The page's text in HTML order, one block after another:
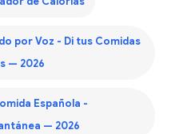
por Voz - Di tus Comidas
— 2026
Española -
— 2026